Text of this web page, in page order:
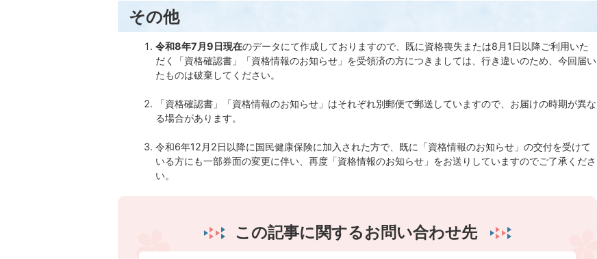
その他
令和8年7月9日現在のデータにて作成しておりますので、既に資格喪失または8月1日以降ご利用いた
だく「資格確認書」「資格情報のお知らせ」を受領済の方につきましては、行き違いのため、今回届い
たものは破棄してください。
「資格確認書」「資格情報のお知らせ」はそれぞれ別郵便で郵送していますので、お届けの時期が異な
る場合があります。
令和6年12月2日以降に国民健康保険に加入された方で、既に「資格情報のお知らせ」の交付を受けて
いる方にも一部券面の変更に伴い、再度「資格情報のお知らせ」をお送りしていますのでご了承くださ
い。
この記事に関するお問い合わせ先